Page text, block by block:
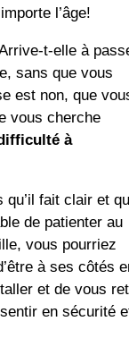
l’âge!
t-elle à
sans que vous
est non, que
vous cherche
à
fait clair et
de patienter au
vous pourriez
à ses côtés
et de vous
en sécurité